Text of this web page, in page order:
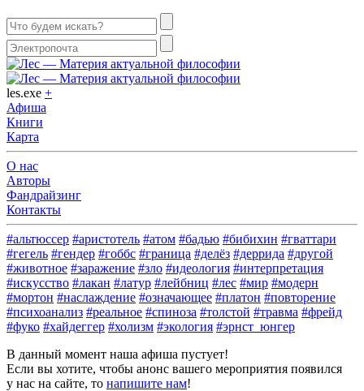
les.exe +
Афиша
Книги
Карта
О нас
Авторы
Фандрайзинг
Контакты
#альтюссер #аристотель #атом #бадью #бибихин #гваттари
#гегель #гендер #гоббс #граница #делёз #деррида #другой
#животное #заражение #зло #идеология #интерпретация
#искусство #лакан #латур #лейбниц #лес #мир #модерн
#мортон #наслаждение #означающее #платон #повторение
#психоанализ #реальное #спиноза #толстой #травма #фрейд
#фуко #хайдеггер #холизм #экология #эрнст_юнгер
В данный момент наша афиша пустует!
Если вы хотите, чтобы анонс вашего мероприятия появился
у нас на сайте, то напишите нам!